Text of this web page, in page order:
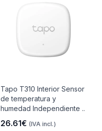
Tapo T310 Interior Sensor
de temperatura y
humedad Independiente ..
26.61€ (IVA incl.)